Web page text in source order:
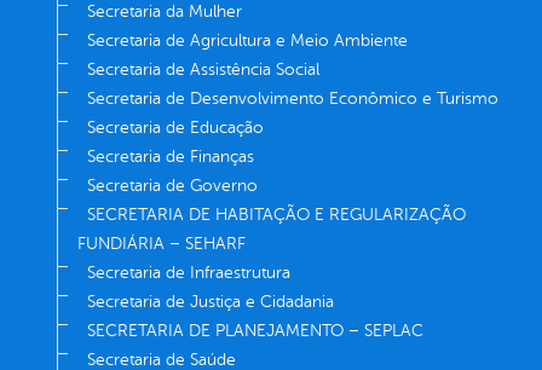
Secretaria da Mulher
Secretaria de Agricultura e Meio Ambiente
Secretaria de Assistência Social
Secretaria de Desenvolvimento Econômico e Turismo
Secretaria de Educação
Secretaria de Finanças
Secretaria de Governo
SECRETARIA DE HABITAÇÃO E REGULARIZAÇÃO
FUNDIÁRIA – SEHARF
Secretaria de Infraestrutura
Secretaria de Justiça e Cidadania
SECRETARIA DE PLANEJAMENTO – SEPLAC
Secretaria de Saúde